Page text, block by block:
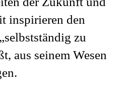
inspirieren den
zu
aus seinem Wesen